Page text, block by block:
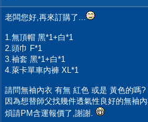
老闆您好,再來訂購了...
1.無頂帽 黑*1+白*1
2.頭巾 F*1
3.袖套 黑*1+白*1
4.萊卡單車內褲 XL*1
請問無袖內衣 有無 紅色 或是 黃色的嗎?
因為想替師父找幾件透氣性良好的無袖
煩請PM含運報價了,謝謝.